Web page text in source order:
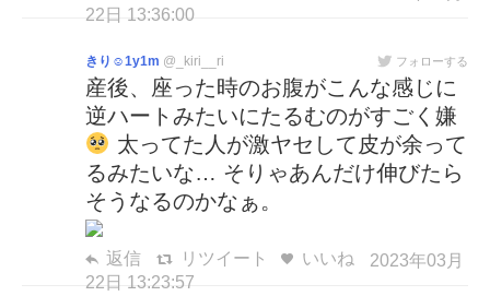
22日 13:36:00
きり☺︎1y1m @_kiri__ri フォローする
産後、座った時のお腹がこんな感じに
逆ハートみたいにたるむのがすごく嫌
太ってた人が激ヤセして皮が余って
るみたいな… そりゃあんだけ伸びたら
そうなるのかなぁ。
返信 リツイート いいね
2023年03月
22日 13:23:57